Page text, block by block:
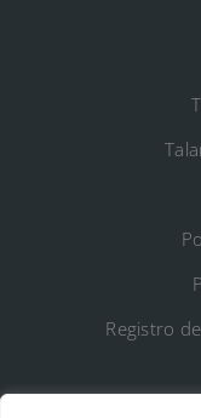
Registro